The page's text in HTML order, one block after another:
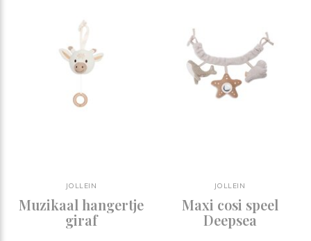
JOLLEIN
Muzikaal hangertje
giraf
JOLLEIN
Maxi cosi speel
Deepsea